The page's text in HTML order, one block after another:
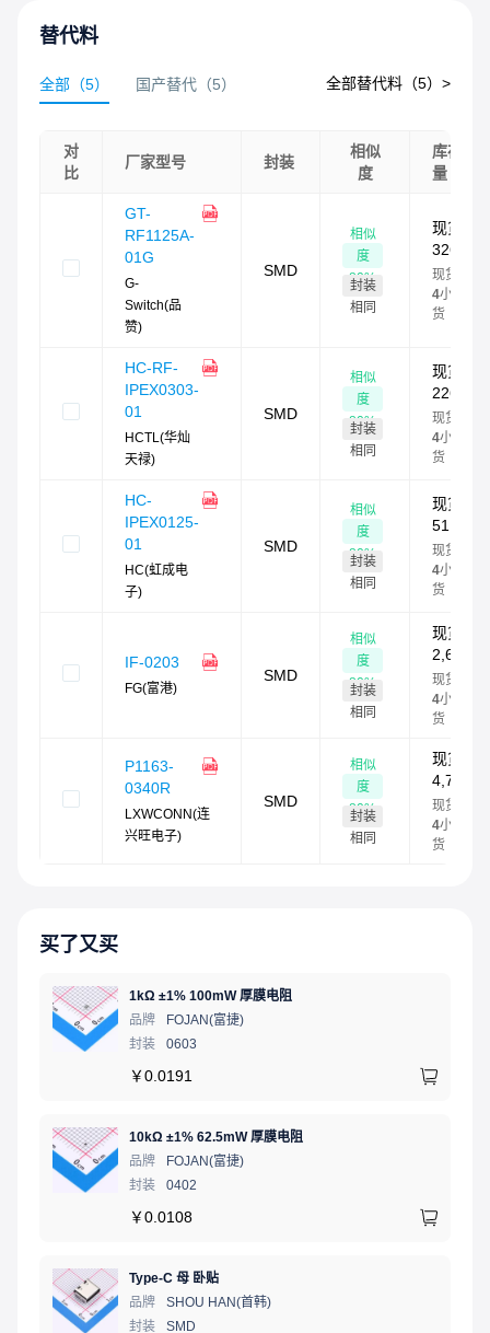
替代料
全部 （5） 国产替代 （5） 全部替代料（5）>
对
比
厂家型号 封装
相似
度
库存总
量
GT-
RF1125A-
01G
G-
Switch(品
赞)
SMD
相似
度
80%
封装
相同
现货：
326,860
现货最快
4小时发
货
HC-RF-
IPEX0303-
01
HCTL(华灿
天禄)
SMD
相似
度
80%
封装
相同
现货：
226,840
现货最快
4小时发
货
HC-
IPEX0125-
01
HC(虹成电
子)
SMD
相似
度
80%
封装
相同
现货：
51,440
现货最快
4小时发
货
IF-0203
FG(富港)
SMD
相似
度
80%
封装
相同
现货：
2,685
现货最快
4小时发
货
P1163-
0340R
LXWCONN(连
兴旺电子)
SMD
相似
度
80%
封装
相同
现货：
4,700
现货最快
4小时发
货
买了又买
1kΩ ±1% 100mW 厚膜电阻
品牌
FOJAN(富捷)
封装
0603
￥0.0191
10kΩ ±1% 62.5mW 厚膜电阻
品牌
FOJAN(富捷)
封装
0402
￥0.0108
Type-C 母 卧贴
品牌
SHOU HAN(首韩)
封装
SMD